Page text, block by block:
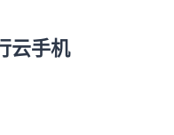
云手机